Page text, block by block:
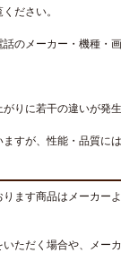
ださい。
のメーカー・機種・
りに若干の違いが発
すが、性能・品質に
ます商品はメーカー
ただく場合や、メ